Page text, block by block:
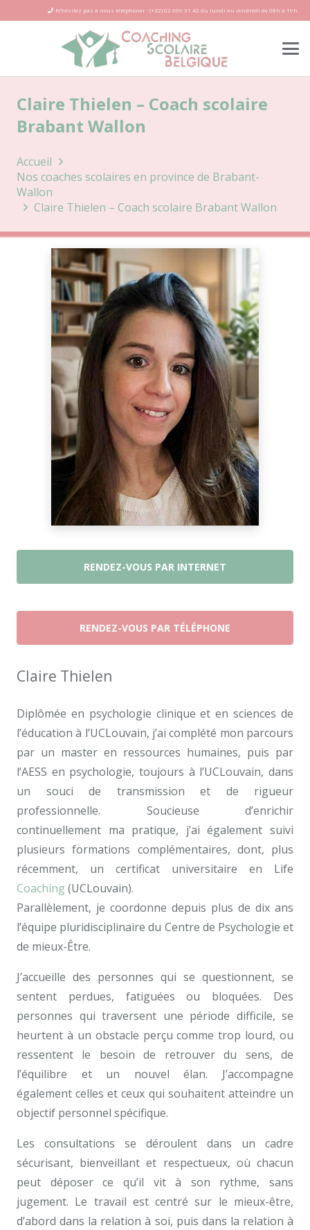
N’hésitez pas à nous téléphoner : (+32) 02 669 31 42 du lundi au vendredi de 08h à 19h.
Claire Thielen – Coach scolaire
Brabant Wallon
Accueil
Nos coaches scolaires en province de Brabant-
Wallon
Claire Thielen – Coach scolaire Brabant Wallon
Claire Thielen
Diplômée en psychologie clinique et en sciences de
l’éducation à l’UCLouvain, j’ai complété mon parcours
par un master en ressources humaines, puis par
l’AESS en psychologie, toujours à l’UCLouvain, dans
un souci de transmission et de rigueur
professionnelle. Soucieuse d’enrichir
continuellement ma pratique, j’ai également suivi
plusieurs formations complémentaires, dont, plus
récemment, un certificat universitaire en Life
Coaching (UCLouvain).
Parallèlement, je coordonne depuis plus de dix ans
l’équipe pluridisciplinaire du Centre de Psychologie et
de mieux-Être.
J’accueille des personnes qui se questionnent, se
sentent perdues, fatiguées ou bloquées. Des
personnes qui traversent une période difficile, se
heurtent à un obstacle perçu comme trop lourd, ou
ressentent le besoin de retrouver du sens, de
l’équilibre et un nouvel élan. J’accompagne
également celles et ceux qui souhaitent atteindre un
objectif personnel spécifique.
Les consultations se déroulent dans un cadre
sécurisant, bienveillant et respectueux, où chacun
peut déposer ce qu’il vit à son rythme, sans
jugement. Le travail est centré sur le mieux-être,
d’abord dans la relation à soi, puis dans la relation à
RENDEZ-VOUS PAR INTERNET
RENDEZ-VOUS PAR TÉLÉPHONE